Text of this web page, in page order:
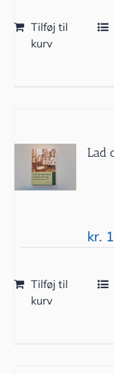
Tilføj til
kurv
Lad
kr.
Tilføj til
kurv